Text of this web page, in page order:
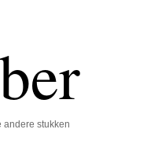
andere stukken